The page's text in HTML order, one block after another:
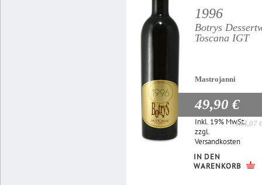
1996
Botrys
Toscana IGT
Mastrojanni
49,90 €
133,07
Inkl. 19% MwSt.
zzgl.
Versandkosten
IN DEN
WARENKORB